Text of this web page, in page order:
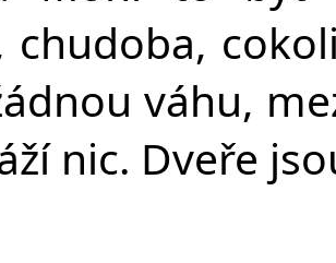
chudoba,
váhu,
nic. Dveře